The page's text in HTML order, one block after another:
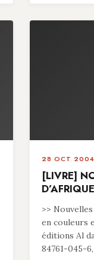
28 OCT 2004
[LIVRE]
>>
en couleurs
éditions Al
84761-045-